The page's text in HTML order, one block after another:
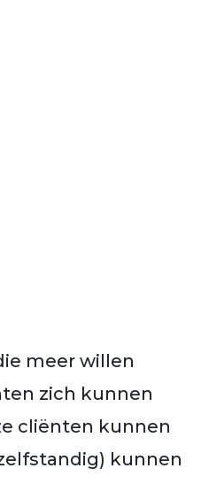
meer willen
zich kunnen
cliënten kunnen
kunnen